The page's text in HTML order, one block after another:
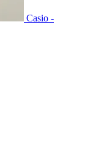
Casio -